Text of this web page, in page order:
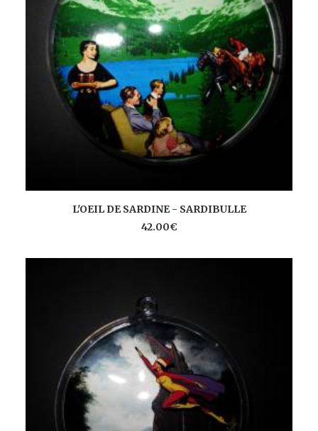
AJOUTER AU PANIER
L'OEIL DE SARDINE - SARDIBULLE
42.00€